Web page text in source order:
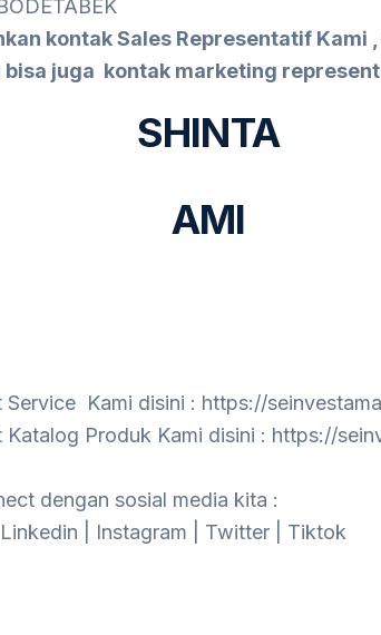
kontak Sales Representatif Kami
bisa juga kontak marketing
SHINTA
AMI
Service Kami disini : https://
Katalog Produk Kami disini : https://
dengan sosial media kita :
Linkedin Instagram Twitter Tiktok